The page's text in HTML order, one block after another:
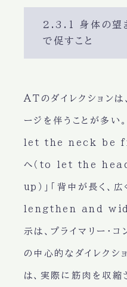
2.3.1 身体の望
で促すこと
ATのダイレクションは
ージを伴うことが多い
let the neck be free
へ（to let the
up）」「背中が長く
lengthen and
示は、プライマリー・
の中心的なダイレクシ
は、実際に筋肉を収縮